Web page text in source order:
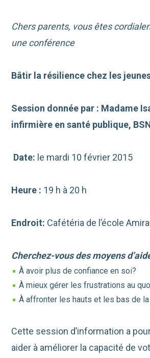
Chers parents, vous êtes
une conférence
Bâtir la résilience chez les
Session donnée par : Madame
infirmière en santé publique,
Date: le mardi 10 février 2015
Heure : 19 h à 20 h
Endroit: Cafétéria de l’école
Cherchez-vous des moyens
À avoir plus de confiance en soi?
À mieux gérer les frustrations au
À affronter les hauts et les bas de
Cette session d’information a
aider à améliorer la capacité de